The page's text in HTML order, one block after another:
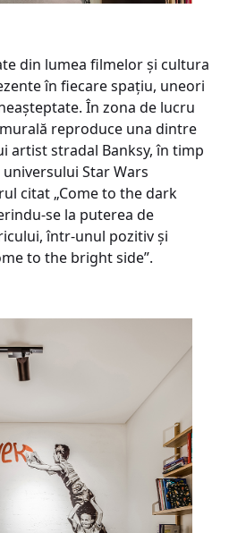
din lumea filmelor și cultura
în fiecare spațiu, uneori
În zona de lucru
reproduce una dintre
artist stradal Banksy, în timp
Star Wars
citat „Come to the dark
se la puterea de
într-unul pozitiv și
to the bright side”.